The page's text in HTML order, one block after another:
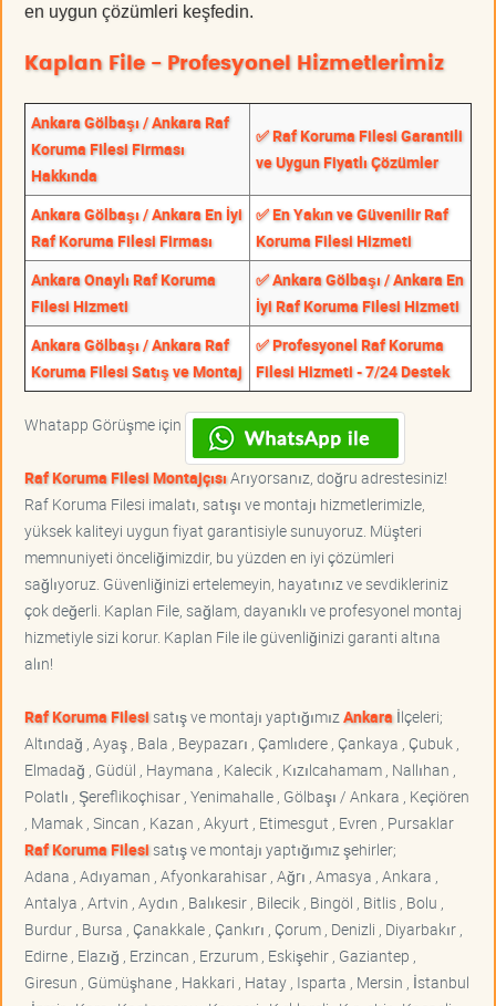
en uygun çözümleri keşfedin.
Kaplan File - Profesyonel Hizmetlerimiz
Ankara Gölbaşı / Ankara Raf
Koruma Filesi Firması
Hakkında
✅ Raf Koruma Filesi Garantili
ve Uygun Fiyatlı Çözümler
Ankara Gölbaşı / Ankara En İyi
Raf Koruma Filesi Firması
✅ En Yakın ve Güvenilir Raf
Koruma Filesi Hizmeti
Ankara Onaylı Raf Koruma
Filesi Hizmeti
✅ Ankara Gölbaşı / Ankara En
İyi Raf Koruma Filesi Hizmeti
Ankara Gölbaşı / Ankara Raf
Koruma Filesi Satış ve Montaj
✅ Profesyonel Raf Koruma
Filesi Hizmeti - 7/24 Destek
Whatapp Görüşme için
Raf Koruma Filesi MontajçısıArıyorsanız, doğru adrestesiniz!
Raf Koruma Filesi imalatı, satışı ve montajı hizmetlerimizle,
yüksek kaliteyi uygun fiyat garantisiyle sunuyoruz. Müşteri
memnuniyeti önceliğimizdir, bu yüzden en iyi çözümleri
sağlıyoruz. Güvenliğinizi ertelemeyin, hayatınız ve sevdikleriniz
çok değerli. Kaplan File, sağlam, dayanıklı ve profesyonel montaj
hizmetiyle sizi korur. Kaplan File ile güvenliğinizi garanti altına
alın!
Raf Koruma Filesisatış ve montajı yaptığımız Ankara İlçeleri;
Altındağ , Ayaş , Bala , Beypazarı , Çamlıdere , Çankaya , Çubuk ,
Elmadağ , Güdül , Haymana , Kalecik , Kızılcahamam , Nallıhan ,
Polatlı , Şereflikoçhisar , Yenimahalle , Gölbaşı / Ankara , Keçiören
, Mamak , Sincan , Kazan , Akyurt , Etimesgut , Evren , Pursaklar
Raf Koruma Filesisatış ve montajı yaptığımız şehirler;
Adana , Adıyaman , Afyonkarahisar , Ağrı , Amasya , Ankara ,
Antalya , Artvin , Aydın , Balıkesir , Bilecik , Bingöl , Bitlis , Bolu ,
Burdur , Bursa , Çanakkale , Çankırı , Çorum , Denizli , Diyarbakır ,
Edirne , Elazığ , Erzincan , Erzurum , Eskişehir , Gaziantep ,
Giresun , Gümüşhane , Hakkari , Hatay , Isparta , Mersin , İstanbul